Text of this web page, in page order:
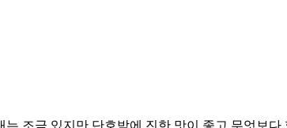
조금 있지만 단호박에 진한 맛이 좋고 무엇보다